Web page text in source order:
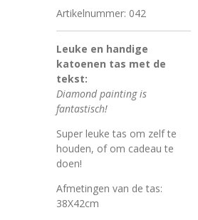
Artikelnummer: 042
Leuke en handige
katoenen tas met de
tekst:
Diamond painting is
fantastisch!
Super leuke tas om zelf te
houden, of om cadeau te
doen!
Afmetingen van de tas:
38X42cm